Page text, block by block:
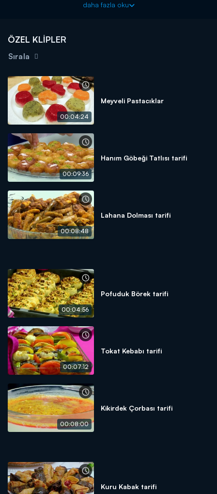
daha fazla oku
ÖZEL KLİPLER
Sırala
00:04:24
Meyveli Pastacıklar
00:09:36
Hanım Göbeği Tatlısı tarifi
00:08:48
Lahana Dolması tarifi
00:04:56
Pofuduk Börek tarifi
00:07:12
Tokat Kebabı tarifi
00:08:00
Kikirdek Çorbası tarifi
Kuru Kabak tarifi